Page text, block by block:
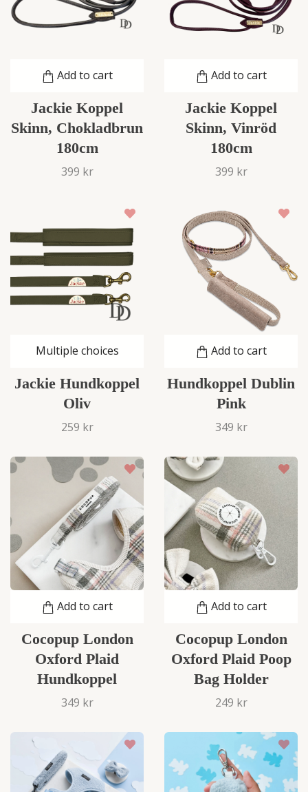
Add to cart
Jackie Koppel
Skinn, Chokladbrun
180cm
399 kr
Add to cart
Jackie Koppel
Skinn, Vinröd
180cm
399 kr
Multiple choices
Jackie Hundkoppel
Oliv
259 kr
Add to cart
Hundkoppel Dublin
Pink
349 kr
Add to cart
Cocopup London
Oxford Plaid
Hundkoppel
349 kr
Add to cart
Cocopup London
Oxford Plaid Poop
Bag Holder
249 kr